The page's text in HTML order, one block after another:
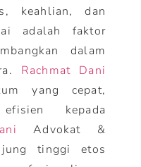
keahlian, dan
adalah faktor
dalam
Rachmat Dani
yang cepat,
kepada
Advokat &
tinggi etos